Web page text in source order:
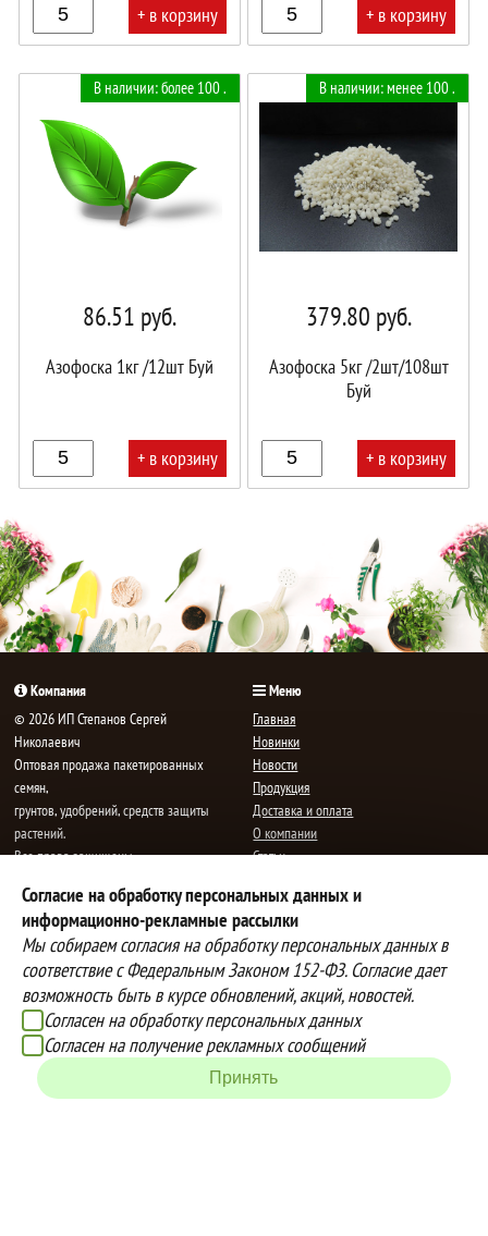
+ в корзину
+ в корзину
В наличии: более 100 .
86.51 руб.
Азофоска 1кг /12шт Буй
+ в корзину
корзине!
В наличии: менее 100 .
379.80 руб.
Азофоска 5кг /2шт/108шт
Буй
+ в корзину
Согласие на обработку персональных данных и
информационно-рекламные рассылки
Мы собираем согласия на обработку персональных данных в
соответствие с Федеральным Законом 152-ФЗ. Согласие дает
возможность быть в курсе обновлений, акций, новостей.
Согласен на обработку персональных данных
Согласен на получение рекламных сообщений
Принять
Компания
© 2026 ИП Степанов Сергей
Николаевич
Oптовая продажа пакетированных
семян,
грунтов, удобрений, средств защиты
растений.
Все права защищены.
E-mail:mail@semenauspeha.ru
Телефон: +7 (8352) 28-80-34
Адрес: г. Чебоксары, пр. Мира 76 А
Меню
Главная
Новинки
Новости
Продукция
Доставка и оплата
О компании
Статьи
Способы оплаты
Вы можете оплатить покупки
наличными при получении товара,
либо выбрать другой способ оплаты
Инструкция по оплате банковской
Доставка
Наша компания осуществляет
бесплатную
доставку до терминалов транспортных
компаний.